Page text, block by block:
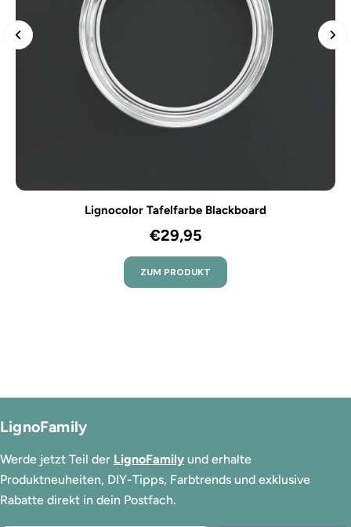
Lignocolor Tafelfarbe Blackboard
€29,95
ZUM PRODUKT
LignoFamily
Werde jetzt Teil der LignoFamily und erhalte
Produktneuheiten, DIY-Tipps, Farbtrends und exklusive
Rabatte direkt in dein Postfach.